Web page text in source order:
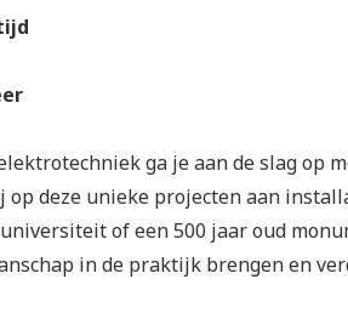
ga je aan de slag op
deze unieke projecten aan
of een 500 jaar oud
in de praktijk brengen en